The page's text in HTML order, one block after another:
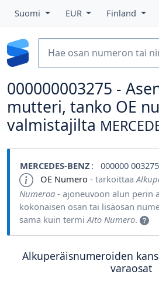
Suomi EUR Finland
000000003275 -
mutteri, tanko OE
valmistajilta
MERCEDES-BENZ: 000000
OE Numero - tarkoittaa
Numeroa - ajoneuvoon alun perin
kokonaisen osan tai lisäosan
sama kuin termi Aito Numero.
Alkuperäisnumeroiden
varaosat